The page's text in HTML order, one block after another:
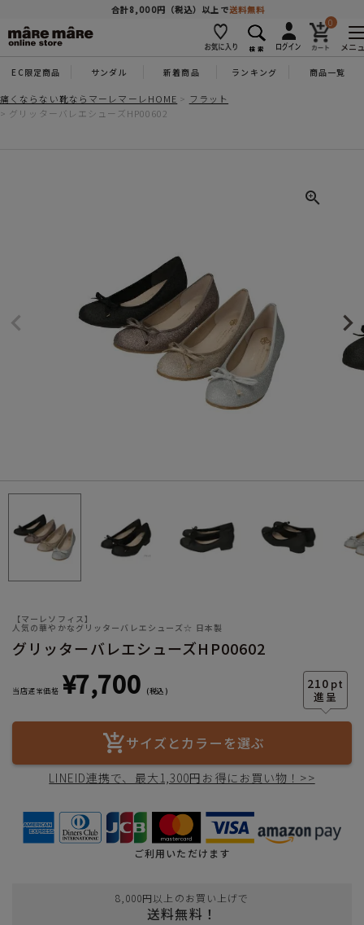
合計8,000円（税込）以上で送料無料
0
メニ
EC限定商品 サンダル 新着商品 ランキング 商品一覧
痛くならない靴ならマーレマーレHOME
フラット
グリッターバレエシューズHP00602
【マーレソフィス】
人気の華やかなグリッターバレエシューズ☆ 日本製
グリッターバレエシューズHP00602
210 pt
当店通常価格 ¥7,700 税込
サイズとカラーを選ぶ
LINEID連携で、最大1,300円お得にお買い物！>>
ご利用いただけます
8,000円以上のお買い上げで
送料無料！
商品を探す
人気ワード #コンフォート #パンプス #スニーカー